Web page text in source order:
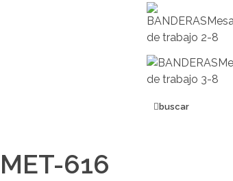
buscar
MET-616